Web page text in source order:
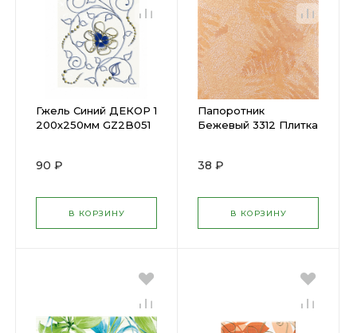
Гжель Синий ДЕКОР 1
200х250мм GZ2B051
90 ₽
В КОРЗИНУ
Папоротник
Бежевый 3312 Плитка
38 ₽
В КОРЗИНУ